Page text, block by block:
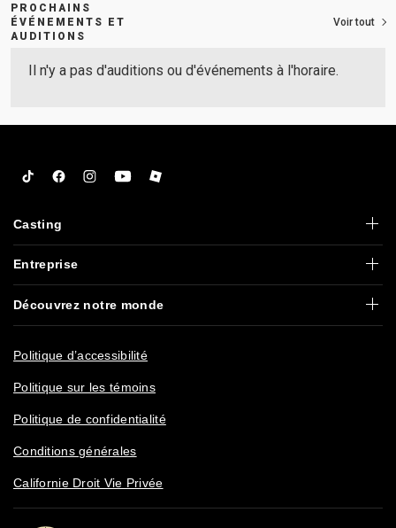
PROCHAINS
ÉVÉNEMENTS ET
AUDITIONS
Voir tout
Il n'y a pas d'auditions ou d'événements à l'horaire.
TiktokFacebookInstagram
YouTubeRoblox
Casting
Entreprise
Découvrez notre monde
Politique d’accessibilité
Politique sur les témoins
Politique de confidentialité
Conditions générales
Californie Droit Vie Privée